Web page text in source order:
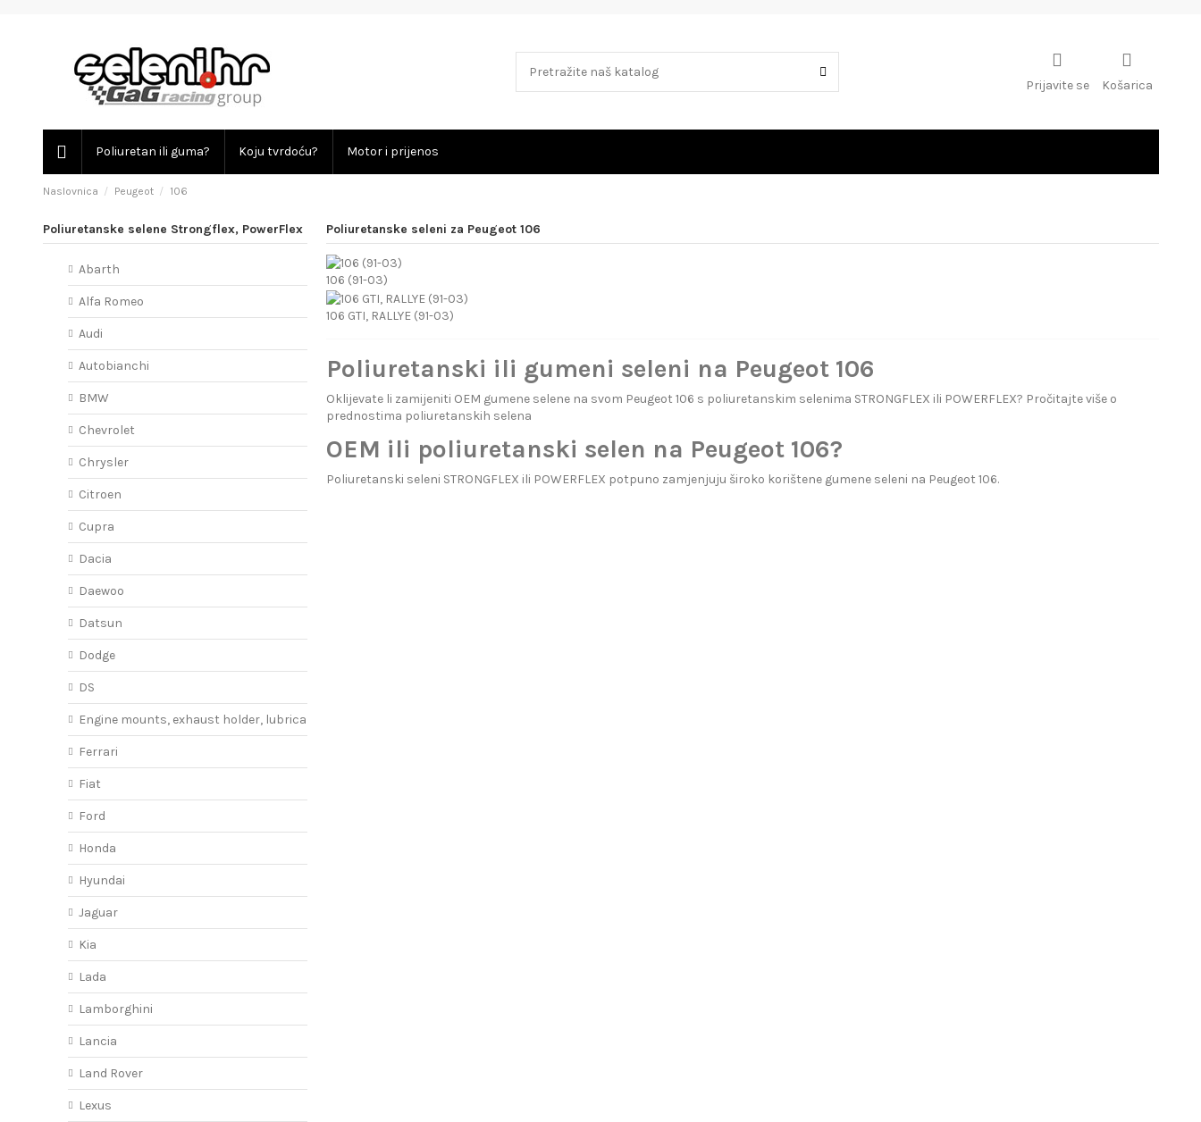
Prijavite se Košarica
Poliuretan ili guma? Koju tvrdoću? Motor i prijenos
Naslovnica Peugeot 106
Poliuretanske seleni za Peugeot 106
106 (91-03)
106 GTI, RALLYE (91-03)
Poliuretanski ili gumeni seleni na Peugeot 106
Oklijevate li zamijeniti OEM gumene selene na svom Peugeot 106 s poliuretanskim selenima STRONGFLEX ili POWERFLEX? Pročitajte više o
prednostima poliuretanskih selena
OEM ili poliuretanski selen na Peugeot 106?
Poliuretanski seleni STRONGFLEX ili POWERFLEX potpuno zamjenjuju široko korištene gumene seleni na Peugeot 106.
Poliuretanske selene Strongflex, PowerFlex
Abarth
Alfa Romeo
Audi
Autobianchi
BMW
Chevrolet
Chrysler
Citroen
Cupra
Dacia
Daewoo
Datsun
Dodge
DS
Engine mounts, exhaust holder, lubricant
Ferrari
Fiat
Ford
Honda
Hyundai
Jaguar
Kia
Lada
Lamborghini
Lancia
Land Rover
Lexus